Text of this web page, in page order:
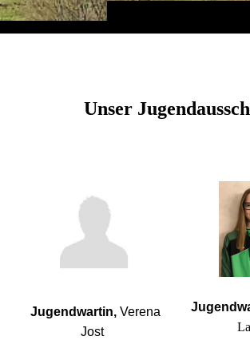
Unser
Jugendwartin,Verena
Jost